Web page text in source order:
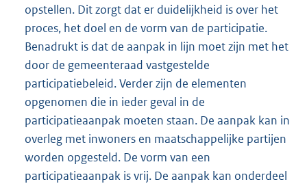
opstellen. Dit zorgt dat er duidelijkheid is over het
proces, het doel en de vorm van de participatie.
Benadrukt is dat de aanpak in lijn moet zijn met het
door de gemeenteraad vastgestelde
participatiebeleid. Verder zijn de elementen
opgenomen die in ieder geval in de
participatieaanpak moeten staan. De aanpak kan in
overleg met inwoners en maatschappelijke partijen
worden opgesteld. De vorm van een
participatieaanpak is vrij. De aanpak kan onderdeel